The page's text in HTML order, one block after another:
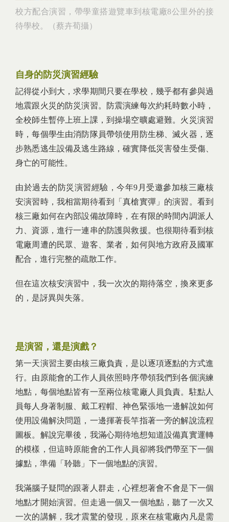
校方配合演習，帶學童搭遊覽車到核電廠8公里外的接
待學校。（蔡卉荀攝）
自身的防災演習經驗
記得從小到大，求學期間只要在學校，幾乎都有參與過
地震跟火災的防災演習。防震演練每次約耗時數小時，
全校師生暫停上班上課，到操場空曠處避難。火災演習
時，每個學生由消防隊員帶領使用防生梯、滅火器，逐
步熟悉逃生設備及逃生路線，確實降低災害發生受傷、
身亡的可能性。
由於過去的防災演習經驗，今年9月受邀參加核三廠核
安演習時，我相當期待看到「真槍實彈」的演習。看到
核三廠如何在內部設備故障時，在有限的時間內調派人
力、資源，進行一連串的防護與救援。也很期待看到核
電廠周遭的民眾、遊客、業者，如何與地方政府及國軍
配合，進行完整的疏散工作。
但在這次核安演習中，我一次次的期待落空，換來更多
的，是訝異與失落。
是演習，還是演戲？
第一天演習主要由核三廠負責，是以逐項逐點的方式進
行。由原能會的工作人員依照時序帶領我們到各個演練
地點，每個地點皆有一至兩位核電廠人員負責。駐點人
員每人身著制服、戴工程帽、神色緊張地一邊解說如何
使用設備解決問題，一邊揮著長竿指著一旁的解說流程
圖板。解說完畢後，我滿心期待地想知道設備真實運轉
的模樣，但這時原能會的工作人員卻將我們帶至下一個
據點，準備「聆聽」下一個地點的演習。
我滿腦子疑問的跟著人群走，心裡想著會不會是下一個
地點才開始演習。但走過一個又一個地點，聽了一次又
一次的講解，我才震驚的發現，原來在核電廠內凡是需